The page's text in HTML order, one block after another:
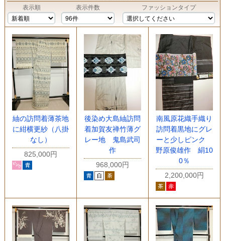
表示順
表示件数 ファッションタイプ
紬の訪問着薄茶地
に紺横更紗（八掛
なし）
825,000円
後染め大島紬訪問
着加賀友禅竹薄グ
レー地 鬼島武司
作
968,000円
南風原花織手織り
訪問着黒地にグレ
ーと少しピンク
野原俊雄作 絹10
0％
2,200,000円